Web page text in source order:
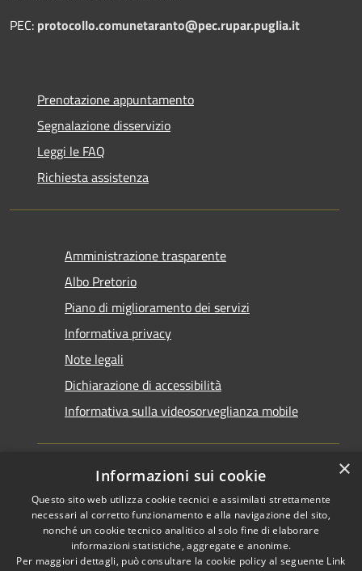
PEC: protocollo.comunetaranto@pec.rupar.puglia.it
Prenotazione appuntamento
Segnalazione disservizio
Leggi le FAQ
Richiesta assistenza
Amministrazione trasparente
Albo Pretorio
Piano di miglioramento dei servizi
Informativa privacy
Note legali
Dichiarazione di accessibilità
Informativa sulla videosorveglianza mobile
RSS
Accessibilità
Copyright © 2026 • Comune di
Taranto • Powered by
Municipium•Accesso
×
Informazioni sui cookie
Questo sito web utilizza cookie tecnici e assimilati strettamente
necessari al corretto funzionamento e alla navigazione del sito,
nonché un cookie tecnico analitico al solo fine di elaborare
informazioni statistiche, aggregate e anonime.
Per maggiori dettagli, può consultare la cookie policy al seguente Link